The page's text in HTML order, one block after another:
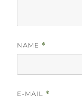
NAME *
E-MAIL *